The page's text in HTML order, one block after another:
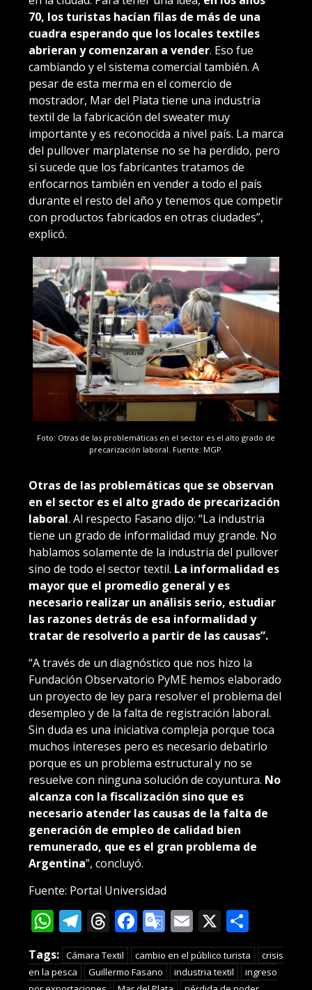
70, los turistas hacían filas de más de una
cuadra esperando que los locales textiles
abrieran y comenzaran a vender. Eso fue
cambiando y el sistema comercial también. A
pesar de esta merma en el comercio de
mostrador, Mar del Plata tiene una industria
textil de la fabricación del sweater muy
importante y es reconocida a nivel país. La marca
del pullover marplatense no se ha perdido, pero
si sucede que los fabricantes tratamos de
enfocarnos también en vender a todo el país
durante el resto del año y tenemos que competir
con productos fabricados en otras ciudades”,
explicó.
Foto: Otras de las problemáticas en el sector es el alto grado de
precarización laboral. Fuente: MGP.
Otras de las problemáticas que se observan
en el sector es el alto grado de precarización
laboral. Al respecto Fasano dijo: “La industria
tiene un grado de informalidad muy grande. No
hablamos solamente de la industria del pullover
sino de todo el sector textil. La informalidad es
mayor que el promedio general y es
necesario realizar un análisis serio, estudiar
las razones detrás de esa informalidad y
tratar de resolverlo a partir de las causas”.
“A través de un diagnóstico que nos hizo la
Fundación Observatorio PyME hemos elaborado
un proyecto de ley para resolver el problema del
desempleo y de la falta de registración laboral.
Sin duda es una iniciativa compleja porque toca
muchos intereses pero es necesario debatirlo
porque es un problema estructural y no se
resuelve con ninguna solución de coyuntura. No
alcanza con la fiscalización sino que es
necesario atender las causas de la falta de
generación de empleo de calidad bien
remunerado, que es el gran problema de
Argentina”, concluyó.
Fuente: Portal Universidad
WhatsApp
Telegram
Threads
Facebook
Google
Translate
Email
X
Tags: Cámara Textil cambio en el público turista
crisis
en la pesca
Guillermo Fasano industria textil
ingreso